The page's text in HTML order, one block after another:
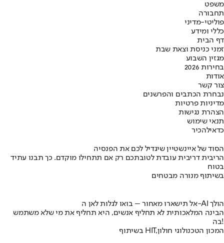
משפט
תחבורה
פוליטי-מדיני
כללי ומידע
דף הבית
זמני כניסת וצאת שבת
מגזין השבוע
בחירות 2026
אודות
צור קשר
נבחרת הכתבים והפרשנים
מדיניות פרטיות
הצהרת נגישות
תנאי שימוש
כדאילהכיר
הסוד של איינשטיין שיגדיל לכם את הפנסיה
הריבית דריבית עובדת לטובתכם רק אם תתחילו מוקדם. כך תבנו עתיד
בטוח
בשיתוף מנורה מבטחים
אל תישארו מאחור – בואו לגלות לאן ה-AI הולך
הבינה המלאכותית לא תחליף אנשים, היא תחליף את מי שלא משתמש
בה!
בשיתוף HIT,המכון הטכנולוגי חולון